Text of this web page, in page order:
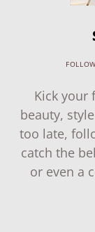
Kick your
beauty,
too late,
catch the
or even a